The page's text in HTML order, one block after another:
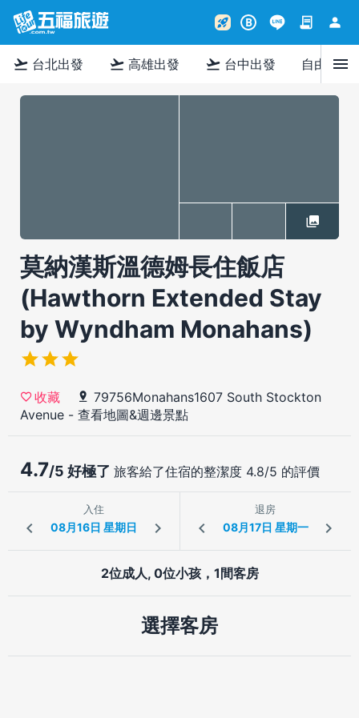
rocket_launch B contract person
flight_takeoff 台北出發 flight_takeoff 高雄出發 flight_takeoff 台中出發 自由行menu
莫納漢斯溫德姆長住飯店
(Hawthorn Extended Stay
by Wyndham Monahans)
收藏
79756Monahans1607 South Stockton
Avenue - 查看地圖&週邊景點
4.7/5 好極了 旅客給了住宿的整潔度 4.8/5 的評價
入住 退房
2位成人, 0位小孩，1間客房
選擇客房